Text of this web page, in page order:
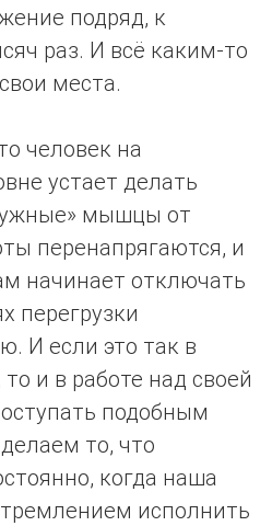
подряд, к
раз. И всё каким-то
места.
человек на
устает делать
мышцы от
перенапрягаются, и
начинает отключать
перегрузки
И если это так в
и в работе над своей
подобным
то, что
когда наша
исполнить